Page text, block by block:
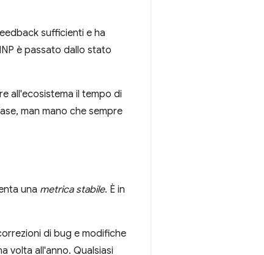
sufficienti e ha
è passato dallo stato
all'ecosistema il tempo di
man mano che sempre
una metrica stabile. È in
di bug e modifiche
volta all'anno. Qualsiasi